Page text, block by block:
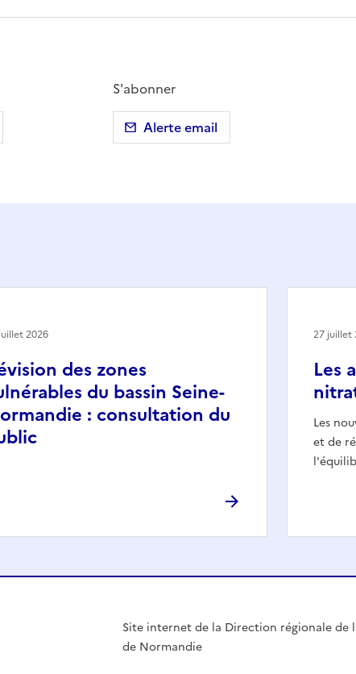
Twitter)
par email
Copier dans le presse-papier
S'abonner
Alerte email
des zones
du bassin Seine-
: consultation du
2026
Les
Les
et de
27 juillet
Site internet de la Direction régionale
de Normandie